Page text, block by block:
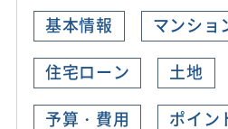
基本情報
マンショ
住宅ローン
土地
予算・費用
ポイン